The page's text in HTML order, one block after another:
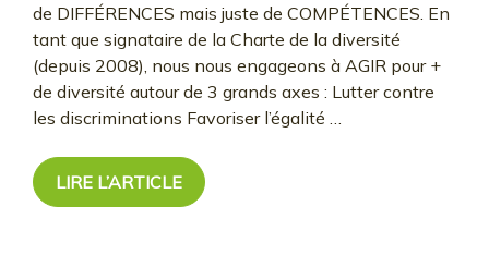
de DIFFÉRENCES mais juste de COMPÉTENCES. En
tant que signataire de la Charte de la diversité
(depuis 2008), nous nous engageons à AGIR pour +
de diversité autour de 3 grands axes : Lutter contre
les discriminations Favoriser l’égalité …
LIRE L’ARTICLE